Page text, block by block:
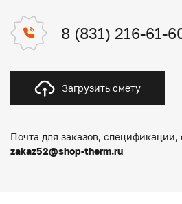
8 (831) 216-61-
Загрузить смету
Почта для заказов, спецификации,
zakaz52@shop-therm.ru